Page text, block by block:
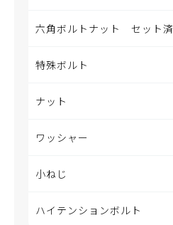
六角ボルトナット セット済
特殊ボルト
ナット
ワッシャー
小ねじ
ハイテンションボルト